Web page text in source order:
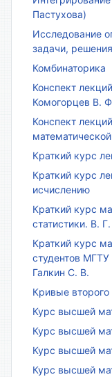
Пастухова)
Исследование
задачи,
Комбинаторика
Конспект
Комогорцев В.
Конспект
Краткий курс
Краткий курс
исчислению
Краткий курс
статистики. В.
Краткий курс
студентов
Галкин С. В.
Кривые второго
Курс высшей
Курс высшей
Курс высшей
Курс высшей